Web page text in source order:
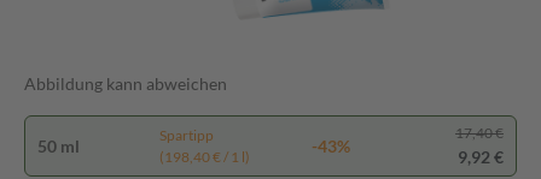
Abbildung kann abweichen
50 ml
Spartipp
(198,40 € / 1 l)
-43%
17,40 €
9,92 €